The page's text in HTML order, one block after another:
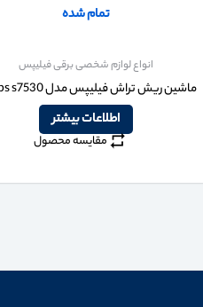
تمام شده
انواع لوازم شخصی برقی فیلیپس
ماشین ریش تراش فیلیپس مدل Philips s7530
اطلاعات بیشتر
مقایسه محصول